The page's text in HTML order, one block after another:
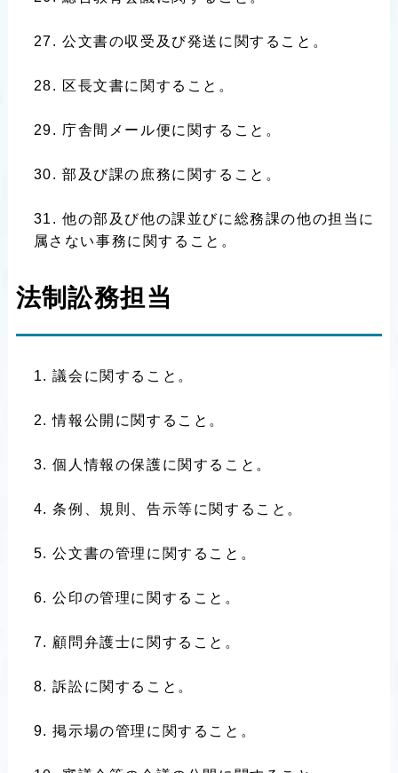
公文書の収受及び発送に関すること。
区長文書に関すること。
庁舎間メール便に関すること。
部及び課の庶務に関すること。
他の部及び他の課並びに総務課の他の担当に
属さない事務に関すること。
法制訟務担当
議会に関すること。
情報公開に関すること。
個人情報の保護に関すること。
条例、規則、告示等に関すること。
公文書の管理に関すること。
公印の管理に関すること。
顧問弁護士に関すること。
訴訟に関すること。
掲示場の管理に関すること。